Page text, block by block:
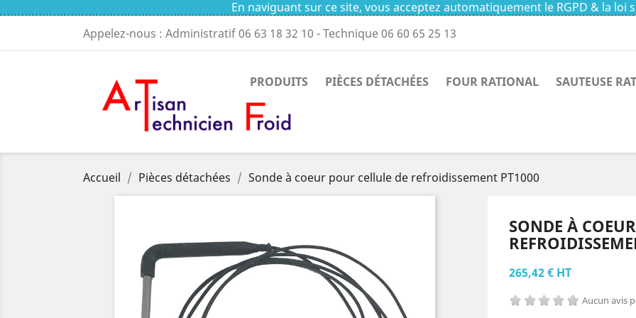
En naviguant sur ce site, vous acceptez automatiquement le RGPD & la loi
Appelez-nous : Administratif06 63 18 32 10 - Technique 06 60 65 25 13
PRODUITS PIÈCES DÉTACHÉES FOUR RATIONAL SAUTEUSE
Accueil Pièces détachées Sonde à coeur pour cellule de refroidissement PT1000
SONDE À
265,42 € HT
Aucun avis